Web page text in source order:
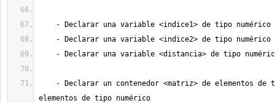
- Declarar una variable <indice1> de tipo numérico
- Declarar una variable <indice2> de tipo numérico
- Declarar una variable <distancia> de tipo
- Declarar un contenedor <matriz> de elementos de
elementos de tipo numérico